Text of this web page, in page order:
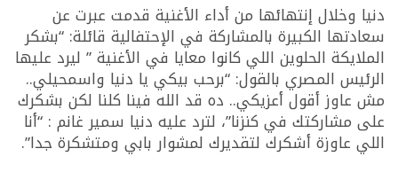
دنيا وخلال إنتهائها من أداء الأغنية قدمت عبرت عن
سعادتها الكبيرة بالمشاركة في الإحتفالية قائلة: “بشكر
الملايكة الحلوين اللي كانوا معايا في الأغنية ” ليرد عليها
الرئيس المصري بالقول: “برحب بيكي يا دنيا واسمحيلي..
مش عاوز أقول أعزيكي.. ده قد الله فينا كلنا لكن بشكرك
على مشاركتك في كنزنا”، لترد عليه دنيا سمير غانم : “أنا
اللي عاوزة أشكرك لتقديرك لمشوار بابي ومتشكرة جدا”.